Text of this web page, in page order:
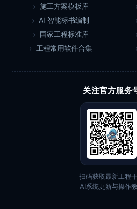
施工方案模板库
AI 智能标书编制
国家工程标准库
工程常用软件合集
关注官方服务
扫码获取最新工程
AI系统更新与操作